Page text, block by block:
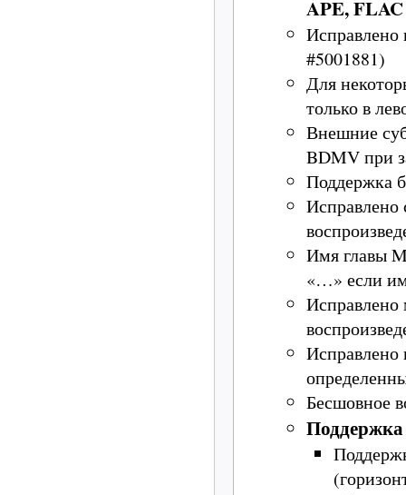
APE,
#5001881)
Для
только в
Внешние
BDMV при
Поддержка
Исправлено
Имя главы
«…» если
Исправлено
Исправлено
Бесшовное